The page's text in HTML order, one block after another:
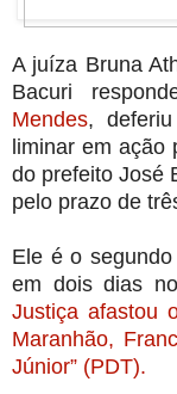
A juíza Bruna
Bacuri
Mendes,
liminar em ação
do prefeito José
pelo prazo de
Ele é o
em dois dias
Justiça afastou
Maranhão,
Júnior” (PDT).